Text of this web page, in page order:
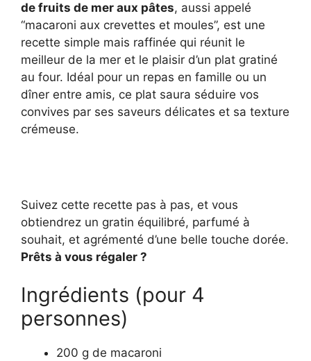
de fruits de mer aux pâtes, aussi appelé
“macaroni aux crevettes et moules”, est une
recette simple mais raffinée qui réunit le
meilleur de la mer et le plaisir d’un plat gratiné
au four. Idéal pour un repas en famille ou un
dîner entre amis, ce plat saura séduire vos
convives par ses saveurs délicates et sa texture
crémeuse.
Suivez cette recette pas à pas, et vous
obtiendrez un gratin équilibré, parfumé à
souhait, et agrémenté d’une belle touche dorée.
Prêts à vous régaler ?
Ingrédients (pour 4
personnes)
200 g de macaroni